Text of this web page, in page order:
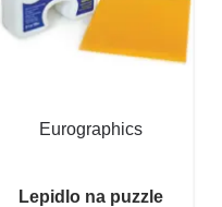
Eurographics
Lepidlo na puzzle